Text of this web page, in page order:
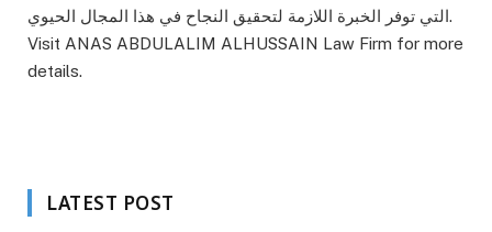
التي توفر الخبرة اللازمة لتحقيق النجاح في هذا المجال الحيوي.
Visit ANAS ABDULALIM ALHUSSAIN Law Firm for more
details.
LATEST POST